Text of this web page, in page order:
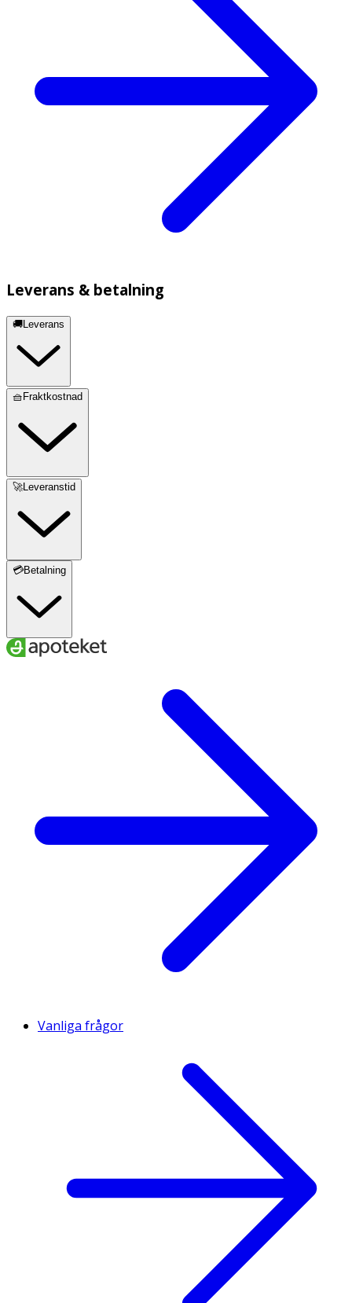
Leverans & betalning
🚚Leverans
🧺Fraktkostnad
🚀Leveranstid
💳Betalning
Vanliga frågor